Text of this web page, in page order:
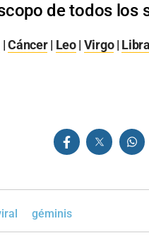
de todos los
|Cáncer| Leo| Virgo| Libra
géminis